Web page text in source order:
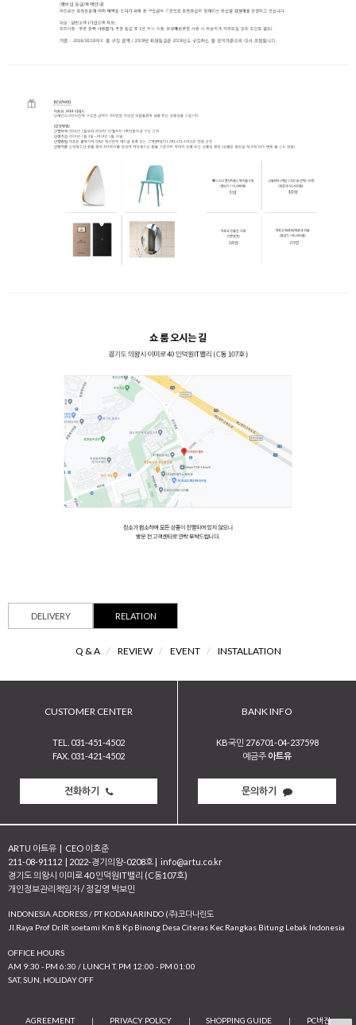
DELIVERY RELATION
Q & A / REVIEW / EVENT / INSTALLATION
CUSTOMER CENTER
TEL. 031-451-4502
FAX. 031-421-4502
전화하기
BANK INFO
KB국민 276701-04-237598
예금주 아트유
문의하기
ARTU 아트유
CEO 이호준
211-08-91112
2022-경기의왕-0208호
info@artu.co.kr
경기도 의왕시 이미로 40 인덕원IT밸리 (C동107호)
개인정보관리책임자 / 정길영 박보민
INDONESIA ADDRESS / PT KODANARINDO (주)코다나린도
JI.Raya Prof Dr.IR soetami Km 8 Kp Binong Desa Citeras Kec Rangkas Bitung Lebak Indonesia
OFFICE HOURS
AM 9:30 - PM 6:30 / LUNCH T. PM 12:00 - PM 01:00
SAT, SUN, HOLIDAY OFF
AGREEMENT | PRIVACY POLICY | SHOPPING GUIDE | PC버전